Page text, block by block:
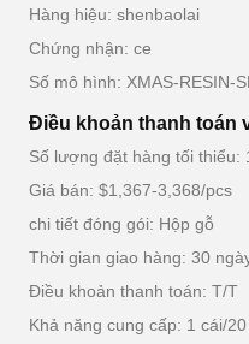
Hàng hiệu: shenbaolai
Chứng nhận: ce
Số mô hình: XMAS-RESIN-
Điều khoản thanh toán
Số lượng đặt hàng tối thiểu:
Giá bán: $1,367-3,368/pcs
chi tiết đóng gói: Hộp gỗ
Thời gian giao hàng: 30
Điều khoản thanh toán: T/T
Khả năng cung cấp: 1 cái/